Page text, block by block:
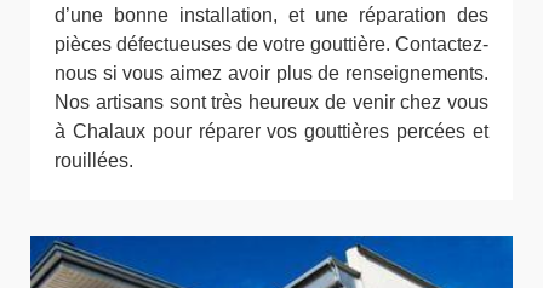
d’une bonne installation, et une réparation des
pièces défectueuses de votre gouttière. Contactez-
nous si vous aimez avoir plus de renseignements.
Nos artisans sont très heureux de venir chez vous
à Chalaux pour réparer vos gouttières percées et
rouillées.